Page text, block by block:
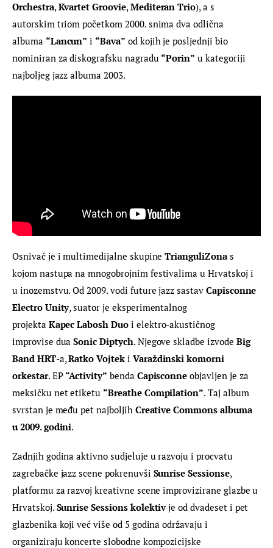
Orchestra, Kvartet Groovie, Mediteran Trio), a s
autorskim triom početkom 2000. snima dva odlična
albuma “Lancun” i “Bava” od kojih je posljednji bio
nominiran za diskografsku nagradu “Porin” u kategoriji
najboljeg jazz albuma 2003.
Osnivač je i multimedijalne skupine TrianguliZona s
kojom nastupa na mnogobrojnim festivalima u Hrvatskoj i
u inozemstvu. Od 2009. vodi future jazz sastav Capisconne
Electro Unity, suator je eksperimentalnog
projekta Kapec Labosh Duo i elektro-akustičnog
improvise dua Sonic Diptych. Njegove skladbe izvode Big
Band HRT-a, Ratko Vojtek i Varaždinski komorni
orkestar. EP “Activity” benda Capisconne objavljen je za
meksičku net etiketu “Breathe Compilation”. Taj album
svrstan je među pet najboljih Creative Commons albuma
u 2009. godini.
Zadnjih godina aktivno sudjeluje u razvoju i procvatu
zagrebačke jazz scene pokrenuvši Sunrise Sessionse,
platformu za razvoj kreativne scene improvizirane glazbe u
Hrvatskoj. Sunrise Sessions kolektiv je od dvadeset i pet
glazbenika koji već više od 5 godina održavaju i
organiziraju koncerte slobodne kompozicijske